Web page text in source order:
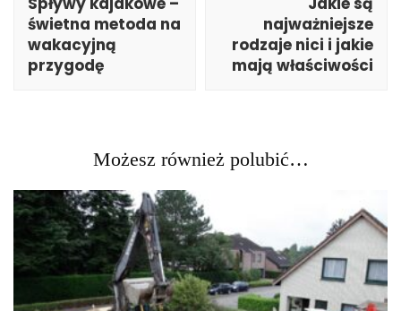
świetna metoda na
wakacyjną
przygodę
najważniejsze
rodzaje nici i jakie
mają właściwości
Możesz również polubić…